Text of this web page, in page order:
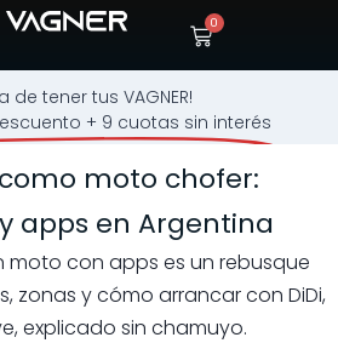
0
de tener tus VAGNER!
+ 9 cuotas sin interés
moto chofer:
apps en Argentina
moto con apps es un rebusque
zonas y cómo arrancar con DiDi,
explicado sin chamuyo.